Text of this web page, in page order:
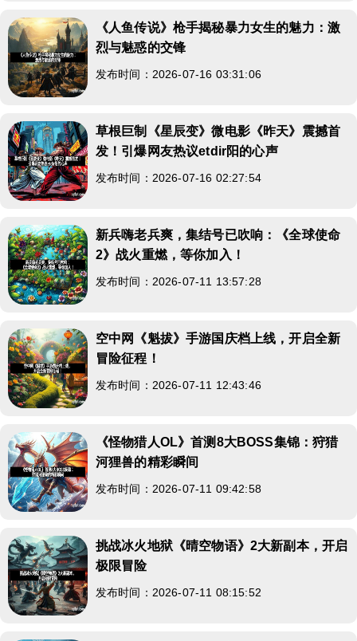
《人鱼传说》枪手揭秘暴力女生的魅力：激
烈与魅惑的交锋
发布时间：2026-07-16 03:31:06
草根巨制《星辰变》微电影《昨天》震撼首
发！引爆网友热议etdir阳的心声
发布时间：2026-07-16 02:27:54
新兵嗨老兵爽，集结号已吹响：《全球使命
2》战火重燃，等你加入！
发布时间：2026-07-11 13:57:28
空中网《魁拔》手游国庆档上线，开启全新
冒险征程！
发布时间：2026-07-11 12:43:46
《怪物猎人OL》首测8大BOSS集锦：狩猎
河狸兽的精彩瞬间
发布时间：2026-07-11 09:42:58
挑战冰火地狱《晴空物语》2大新副本，开启
极限冒险
发布时间：2026-07-11 08:15:52